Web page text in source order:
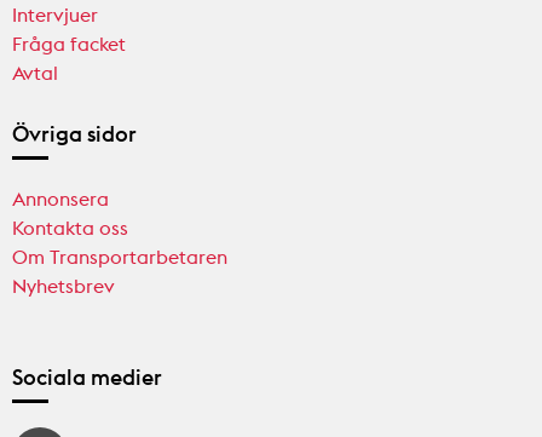
Intervjuer
Fråga facket
Avtal
Övriga sidor
Annonsera
Kontakta oss
Om Transportarbetaren
Nyhetsbrev
Sociala medier